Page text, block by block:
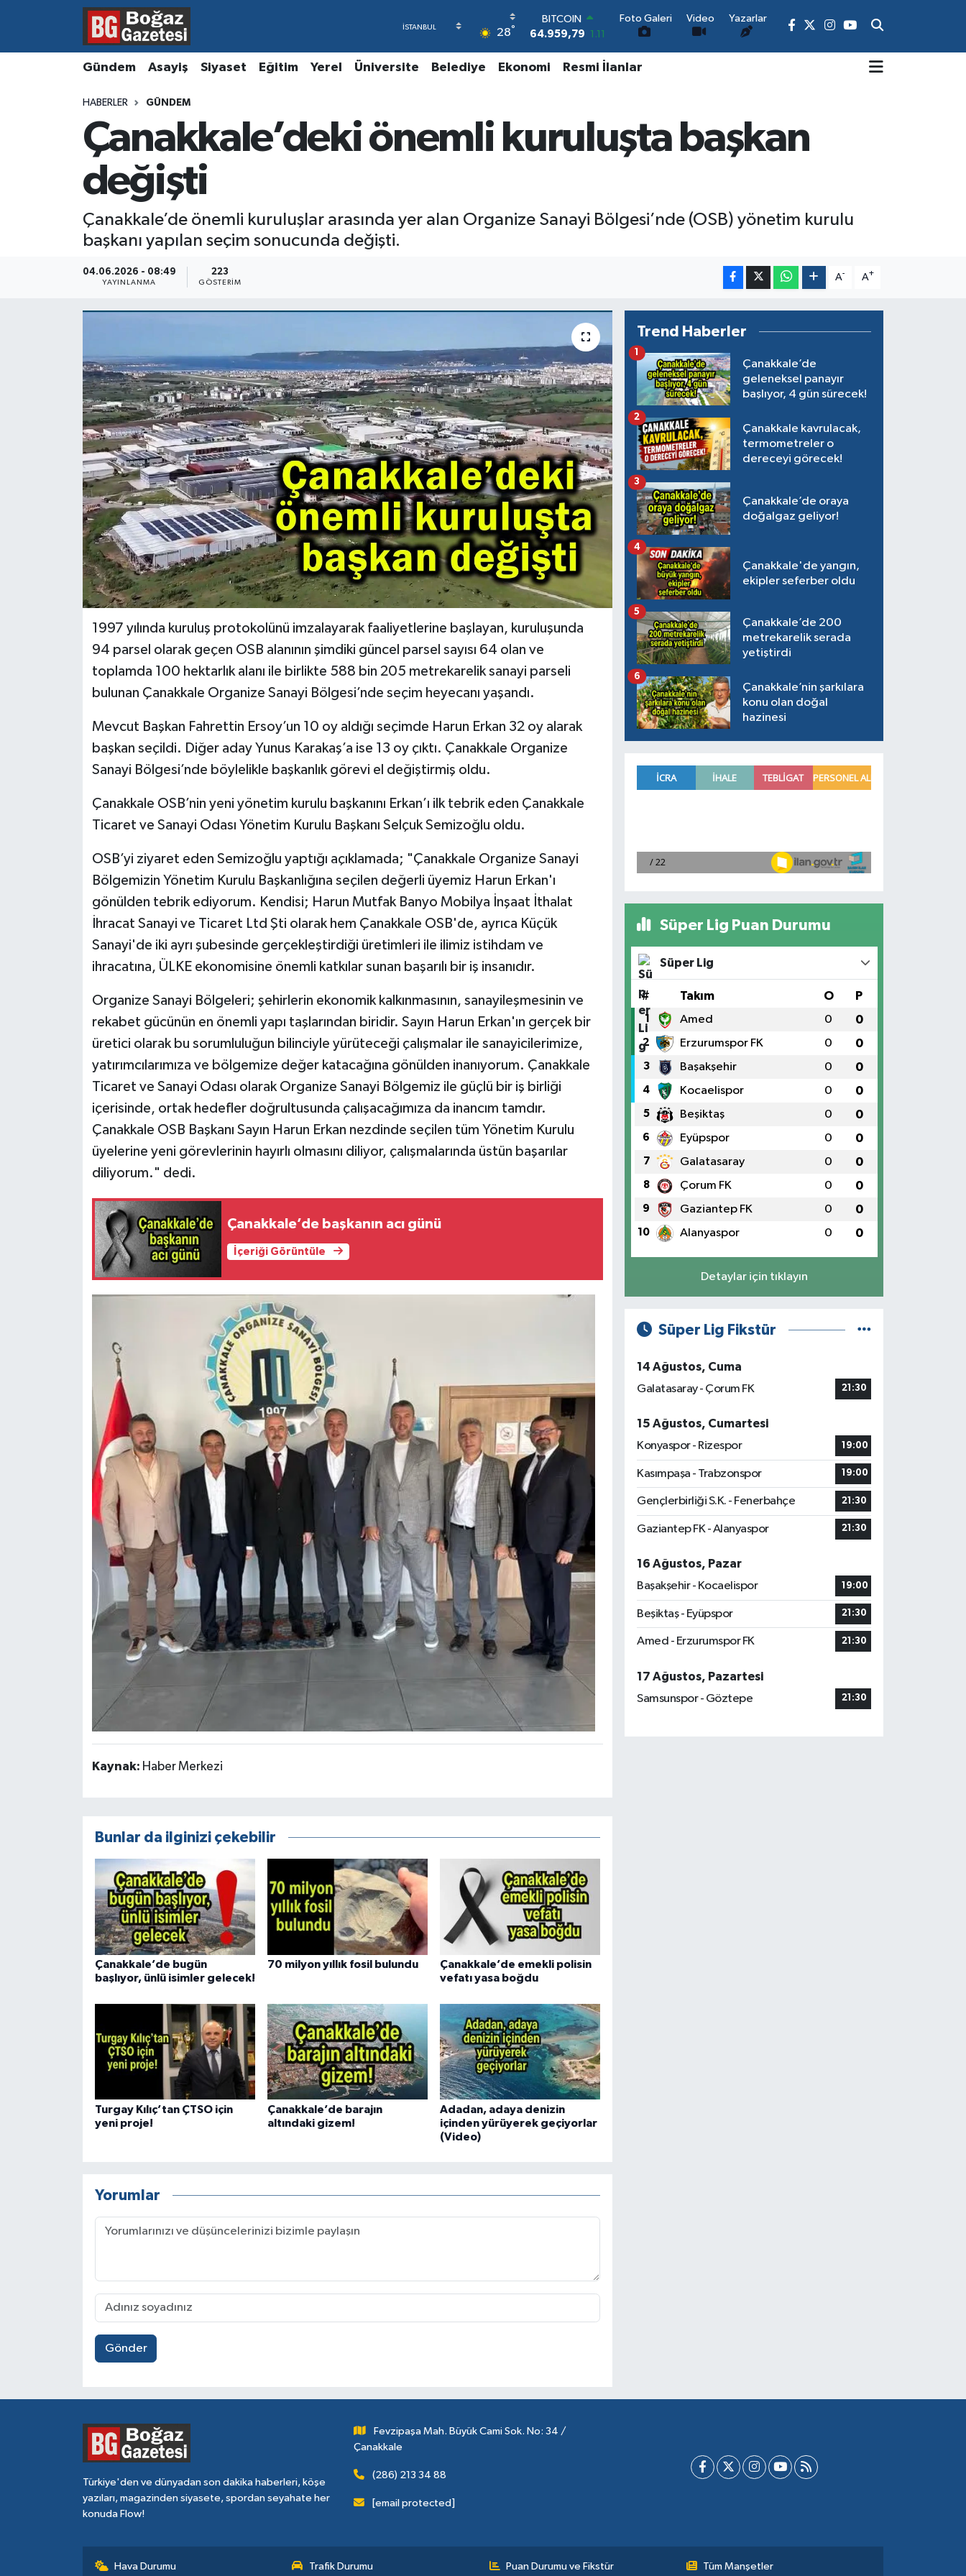
28°
DOLAR
47,7436 0.18
EURO
55,2510 0.32
6660.55
BİST100
Foto Galeri Video Yazarlar
Gündem Asayiş Siyaset Eğitim Yerel Üniversite Belediye Ekonomi Resmi İlanlar
HABERLER GÜNDEM
Çanakkale’deki önemli kuruluşta başkan
değişti
Çanakkale’de önemli kuruluşlar arasında yer alan Organize Sanayi Bölgesi’nde (OSB) yönetim kurulu
başkanı yapılan seçim sonucunda değişti.
04.06.2026 - 08:49
YAYINLANMA
223
GÖSTERIM
A- A+
1997 yılında kuruluş protokolünü imzalayarak faaliyetlerine başlayan, kuruluşunda
94 parsel olarak geçen OSB alanının şimdiki güncel parsel sayısı 64 olan ve
toplamda 100 hektarlık alanı ile birlikte 588 bin 205 metrekarelik sanayi parseli
bulunan Çanakkale Organize Sanayi Bölgesi’nde seçim heyecanı yaşandı.
Mevcut Başkan Fahrettin Ersoy’un 10 oy aldığı seçimde Harun Erkan 32 oy alarak
başkan seçildi. Diğer aday Yunus Karakaş’a ise 13 oy çıktı. Çanakkale Organize
Sanayi Bölgesi’nde böylelikle başkanlık görevi el değiştirmiş oldu.
Çanakkale OSB’nin yeni yönetim kurulu başkanını Erkan’ı ilk tebrik eden Çanakkale
Ticaret ve Sanayi Odası Yönetim Kurulu Başkanı Selçuk Semizoğlu oldu.
OSB’yi ziyaret eden Semizoğlu yaptığı açıklamada; "Çanakkale Organize Sanayi
Bölgemizin Yönetim Kurulu Başkanlığına seçilen değerli üyemiz Harun Erkan'ı
gönülden tebrik ediyorum. Kendisi; Harun Mutfak Banyo Mobilya İnşaat İthalat
İhracat Sanayi ve Ticaret Ltd Şti olarak hem Çanakkale OSB'de, ayrıca Küçük
Sanayi'de iki ayrı şubesinde gerçekleştirdiği üretimleri ile ilimiz istihdam ve
ihracatına, ÜLKE ekonomisine önemli katkılar sunan başarılı bir iş insanıdır.
Organize Sanayi Bölgeleri; şehirlerin ekonomik kalkınmasının, sanayileşmesinin ve
rekabet gücünün en önemli yapı taşlarından biridir. Sayın Harun Erkan'ın gerçek bir
üretici olarak bu sorumluluğun bilinciyle yürüteceği çalışmalar ile sanayicilerimize,
yatırımcılarımıza ve bölgemize değer katacağına gönülden inanıyorum. Çanakkale
Ticaret ve Sanayi Odası olarak Organize Sanayi Bölgemiz ile güçlü bir iş birliği
içerisinde, ortak hedefler doğrultusunda çalışacağımıza da inancım tamdır.
Çanakkale OSB Başkanı Sayın Harun Erkan nezdinde seçilen tüm Yönetim Kurulu
üyelerine yeni görevlerinin hayırlı olmasını diliyor, çalışmalarında üstün başarılar
diliyorum." dedi.
Çanakkale’de başkanın acı günü
İçeriği Görüntüle
Kaynak: Haber Merkezi
Bunlar da ilginizi çekebilir
Çanakkale’de bugün
başlıyor, ünlü isimler gelecek!
70 milyon yıllık fosil bulundu
Çanakkale’de emekli polisin
vefatı yasa boğdu
Turgay Kılıç’tan ÇTSO için
yeni proje!
Çanakkale’de barajın
altındaki gizem!
Adadan, adaya denizin
içinden yürüyerek geçiyorlar
(Video)
Yorumlar
Gönder
Trend Haberler
Çanakkale’de
geleneksel panayır
başlıyor, 4 gün sürecek!
1
Çanakkale kavrulacak,
termometreler o
dereceyi görecek!
2
Çanakkale’de oraya
doğalgaz geliyor!
3
Çanakkale'de yangın,
ekipler seferber oldu
4
Çanakkale’de 200
metrekarelik serada
yetiştirdi
5
Çanakkale’nin şarkılara
konu olan doğal
hazinesi
6
Süper Lig Puan Durumu
Süper Lig
# Takım O P
1 Amed 0 0
2 Erzurumspor FK 0 0
3 Başakşehir 0 0
4 Kocaelispor 0 0
5 Beşiktaş 0 0
6 Eyüpspor 0 0
7 Galatasaray 0 0
8 Çorum FK 0 0
9 Gaziantep FK 0 0
10 Alanyaspor 0 0
Detaylar için tıklayın
Süper Lig Fikstür
14 Ağustos, Cuma
Galatasaray - Çorum FK
21:30
15 Ağustos, Cumartesi
Konyaspor - Rizespor
19:00
Kasımpaşa - Trabzonspor 19:00
Gençlerbirliği S.K. - Fenerbahçe 21:30
Gaziantep FK - Alanyaspor 21:30
16 Ağustos, Pazar
Başakşehir - Kocaelispor
19:00
Beşiktaş - Eyüpspor 21:30
Amed - Erzurumspor FK 21:30
17 Ağustos, Pazartesi
Samsunspor - Göztepe
21:30
Türkiye'den ve dünyadan son dakika haberleri, köşe
yazıları, magazinden siyasete, spordan seyahate her
konuda Flow!
Fevzipaşa Mah. Büyük Cami Sok. No: 34 /
Çanakkale
(286) 213 34 88
[email protected]
Hava Durumu Trafik Durumu Puan Durumu ve Fikstür Tüm Manşetler
Asayiş
Ekonomi
Magazin
Resmi İlanlar
Hava Durumu
Süper Lig Puan Durumu ve Fikstür
Tüm Manşetler
Son Dakika Haberleri
Haber Arşivi